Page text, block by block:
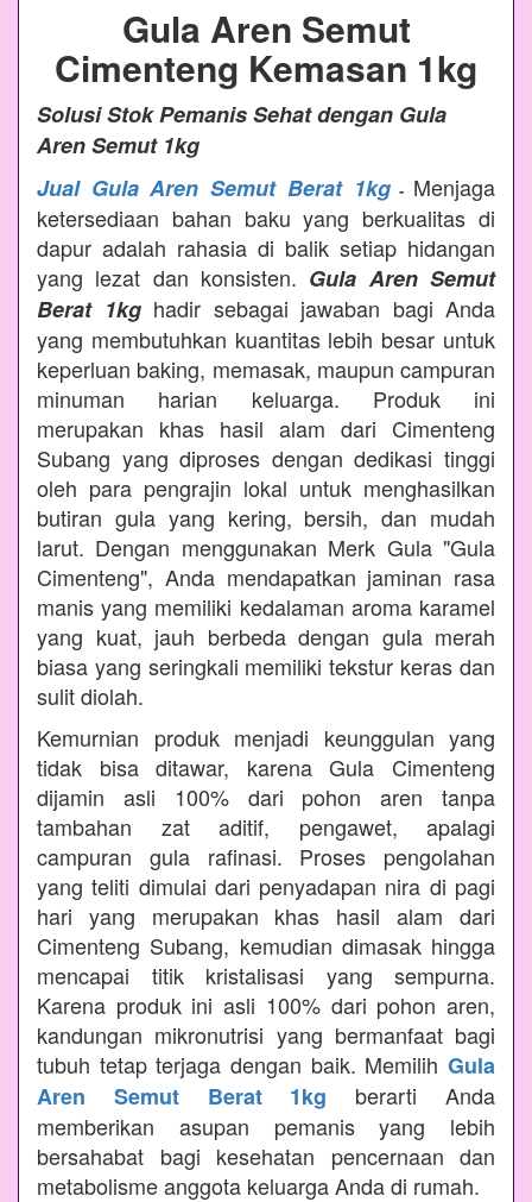
Gula Aren Semut
Cimenteng Kemasan 1kg
Solusi Stok Pemanis Sehat dengan Gula
Aren Semut 1kg
Jual Gula Aren Semut Berat 1kg- Menjaga
ketersediaan bahan baku yang berkualitas di
dapur adalah rahasia di balik setiap hidangan
yang lezat dan konsisten. Gula Aren Semut
Berat 1kghadir sebagai jawaban bagi Anda
yang membutuhkan kuantitas lebih besar untuk
keperluan baking, memasak, maupun campuran
minuman harian keluarga. Produk ini
merupakan khas hasil alam dari Cimenteng
Subang yang diproses dengan dedikasi tinggi
oleh para pengrajin lokal untuk menghasilkan
butiran gula yang kering, bersih, dan mudah
larut. Dengan menggunakan Merk Gula "Gula
Cimenteng", Anda mendapatkan jaminan rasa
manis yang memiliki kedalaman aroma karamel
yang kuat, jauh berbeda dengan gula merah
biasa yang seringkali memiliki tekstur keras dan
sulit diolah.
Kemurnian produk menjadi keunggulan yang
tidak bisa ditawar, karena Gula Cimenteng
dijamin asli 100% dari pohon aren tanpa
tambahan zat aditif, pengawet, apalagi
campuran gula rafinasi. Proses pengolahan
yang teliti dimulai dari penyadapan nira di pagi
hari yang merupakan khas hasil alam dari
Cimenteng Subang, kemudian dimasak hingga
mencapai titik kristalisasi yang sempurna.
Karena produk ini asli 100% dari pohon aren,
kandungan mikronutrisi yang bermanfaat bagi
tubuh tetap terjaga dengan baik. Memilih Gula
Aren Semut Berat 1kg berarti Anda
memberikan asupan pemanis yang lebih
bersahabat bagi kesehatan pencernaan dan
metabolisme anggota keluarga Anda di rumah.